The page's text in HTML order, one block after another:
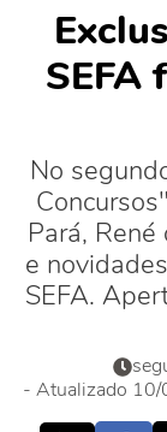
SEFA
No
Pará,
e
SEFA.
- Atualizado